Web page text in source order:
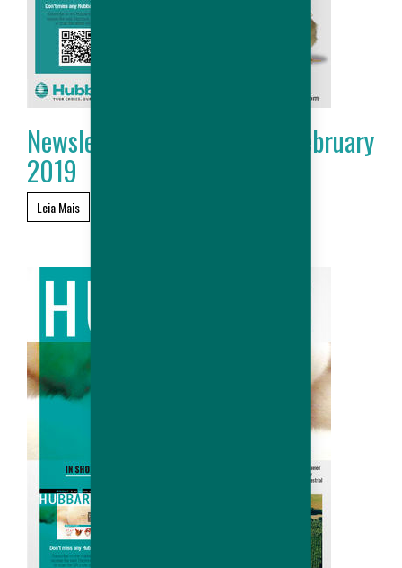
Newsletter Hubbard # 18 - February
2019
Leia Mais